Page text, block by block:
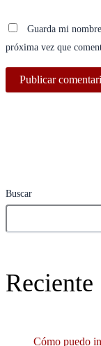
Guarda mi
próxima vez que
Buscar
Reciente
Cómo puedo